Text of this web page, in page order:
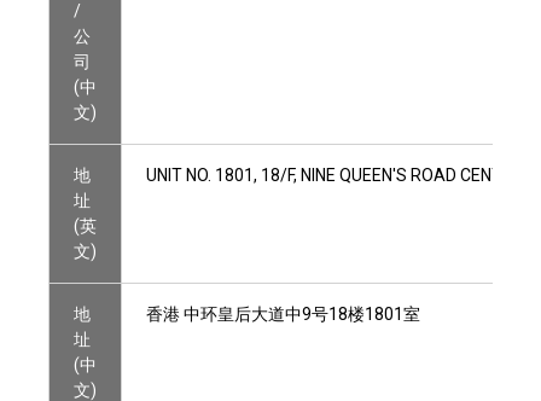
/
公
司
(中
文)
地
址
(英
文)
UNIT NO. 1801, 18/F, NINE QUEEN'S ROAD CENTRAL,
地
址
(中
文)
香港 中环皇后大道中9号18楼1801室